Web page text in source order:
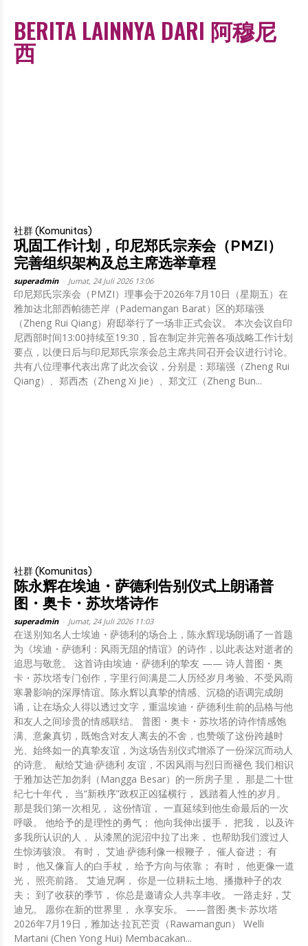
BERITA LAINNYA DARI 阿穆尼
西
社群 (Komunitas)
巩固工作计划，印尼郑氏宗亲会（PMZI）
完善组织架构及总主席选举章程
superadmin Jumat, 24 Juli 2026 13:06
印尼郑氏宗亲会（PMZI）理事会于2026年7月10日（星期五）在
雅加达北部西帕德芒岸（Pademangan Barat）区的郑瑞强
（Zheng Rui Qiang）府邸举行了一场非正式会议。 本次会议自印
尼西部时间13:00持续至19:30，旨在制定并完善各项战略工作计划
要点，以便日后与印尼郑氏宗亲会总主席共同召开会议进行讨论。
共有八位理事代表出席了此次会议，分别是：郑瑞强（Zheng Rui
Qiang）、郑西杰（Zheng Xi Jie）、郑文江（Zheng Bun...
社群 (Komunitas)
陈永辉在埃迪・萨德利告别仪式上朗诵普
图・奥卡・苏坎塔诗作
superadmin Jumat, 24 Juli 2026 11:03
在送别知名人士埃迪・萨德利的场合上，陈永辉现场朗诵了一首题
为《埃迪・萨德利：风雨无阻的情谊》的诗作，以此表达对逝者的
追思与敬意。 这首诗由埃迪・萨德利的挚友 —— 诗人普图・奥
卡・苏坎塔专门创作，字里行间满是二人历经岁月考验、不受风雨
寒暑影响的深厚情谊。陈永辉以真挚的情感、沉稳的语调完成朗
诵，让在场众人得以透过文字，重温埃迪・萨德利生前的品格与他
和友人之间珍贵的情感联结。 普图・奥卡・苏坎塔的诗作情感饱
满、意象真切，既饱含对友人离去的不舍，也赞颂了这份跨越时
光、始终如一的真挚友谊，为这场告别仪式增添了一份深沉而动人
的诗意。 献给艾迪·萨德利 友谊，不因风雨与烈日而褪色 我们相识
于雅加达芒加勿刹（Mangga Besar）的一所房子里， 那是二十世
纪七十年代， 当“新秩序”政权正凶猛横行， 践踏着人性的岁月。
那是我们第一次相见， 这份情谊， 一直延续到他生命最后的一次
呼吸。 他给予的是理性的勇气； 他向我伸出援手， 把我， 以及许
多我所认识的人， 从漆黑的泥沼中拉了出来， 也帮助我们渡过人
生惊涛骇浪。 有时， 艾迪·萨德利像一根鞭子， 催人奋进； 有
时， 他又像盲人的白手杖， 给予方向与依靠； 有时， 他更像一道
光， 照亮前路。 艾迪兄啊， 你是一位耕耘土地、播撒种子的农
夫； 到了收获的季节， 你总是邀请众人共享丰收。 一路走好，艾
迪兄。 愿你在新的世界里， 永享安乐。 ——普图·奥卡·苏坎塔
2026年7月19日，雅加达·拉瓦芒贡（Rawamangun） Welli
Martani (Chen Yong Hui) Membacakan...